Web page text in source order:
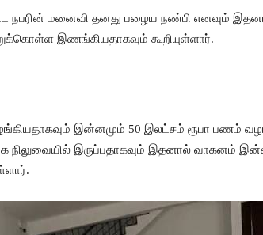
நபரின் மனைவி தனது பழைய நண்பி எனவும்
இணங்கியதாகவும் கூறியுள்ளார்.
இன்னமும் 50 இலட்சம் ரூபா பணம்
இருப்பதாகவும் இதனால் வாகனம்